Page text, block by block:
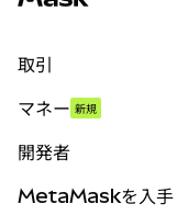
取引
パーペチュアル
RWA
マネー 新規
開発者
MetaMaskを入手